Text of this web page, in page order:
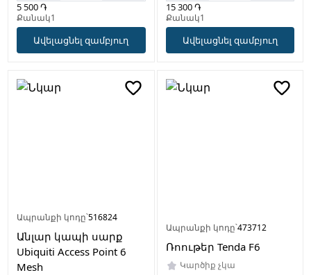
5 500 ֏
Քանակ1
Ավելացնել զամբյուղ
15 300 ֏
Քանակ1
Ավելացնել զամբյուղ
Ապրանքի կոդը՝516824
Անլար կապի սարք
Ubiquiti Access Point 6
Mesh
Ապրանքի կոդը՝473712
Ռոութեր Tenda F6
Կարծիք չկա